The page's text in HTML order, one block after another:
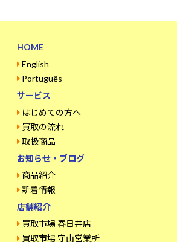
HOME
English
Português
サービス
はじめての方へ
買取の流れ
取扱商品
お知らせ・ブログ
商品紹介
新着情報
店舗紹介
買取市場 春日井店
買取市場 守山営業所